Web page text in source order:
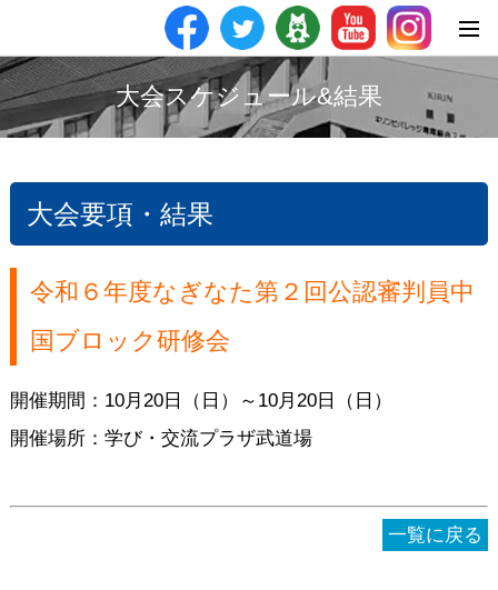
大会スケジュール&結果
大会要項・結果
令和６年度なぎなた第２回公認審判員中
国ブロック研修会
開催期間：10月20日（日）～10月20日（日）
開催場所：学び・交流プラザ武道場
一覧に戻る